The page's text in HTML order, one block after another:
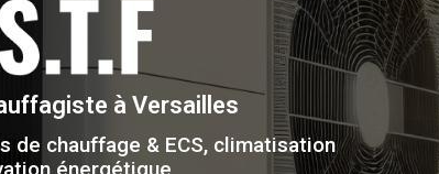
Installation de solutions d’eau chaude
Installation de système de chauffage
à Versailles
de chauffage & ECS, climatisation
énergétique